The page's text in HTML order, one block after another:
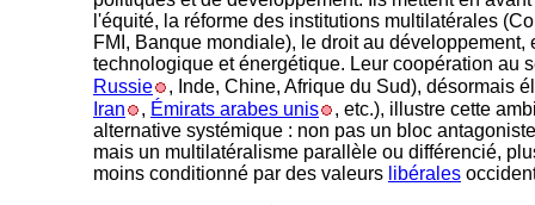
l'équité, la réforme des institutions multilatérales
FMI, Banque mondiale), le droit au développement,
technologique et énergétique. Leur coopération au
Russie
, Inde, Chine, Afrique du Sud), désormais
Iran
, Émirats arabes unis
, etc.), illustre cette
alternative systémique : non pas un bloc
mais un multilatéralisme parallèle ou différencié,
moins conditionné par des valeurs libérales